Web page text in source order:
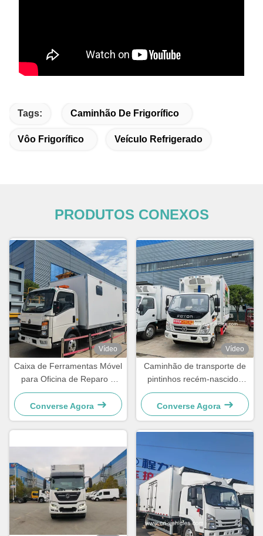
Tags: Caminhão De Frigorífico
Vôo Frigorífico Veículo Refrigerado
PRODUTOS CONEXOS
Vídeo
Caixa de Ferramentas Móvel
para Oficina de Reparo e
Manutenção HOWO, Caixa
de Carga, Caminhão Van
Converse Agora
Vídeo
Caminhão de transporte de
pintinhos recém-nascidos
Foton 4x2 Caminhão de
transporte de pintinhos
recém-nascidos em plástico
FRP
Converse Agora